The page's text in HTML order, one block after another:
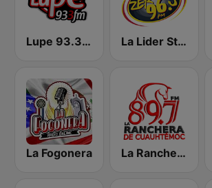
Lupe 93.3 FM La Lider Stereo ZER 96.5
La Fogonera La Ranchera de Cuauhtémoc 89.7 FM